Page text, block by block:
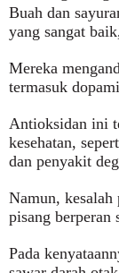
Buah dan
yang sangat
Mereka
termasuk
Antioksidan ini
kesehatan,
dan penyakit
Namun, kesalah
pisang berperan
Pada